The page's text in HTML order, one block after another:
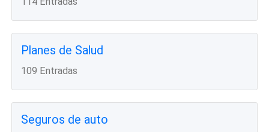
Planes de Salud
109 Entradas
Seguros de auto